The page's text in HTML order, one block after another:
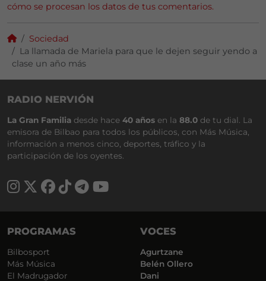
cómo se procesan los datos de tus comentarios.
Sociedad
La llamada de Mariela para que le dejen seguir yendo a
clase un año más
RADIO NERVIÓN
La Gran Familia desde hace 40 años en la 88.0 de tu dial. La
emisora de Bilbao para todos los públicos, con Más Música,
información a menos cinco, deportes, tráfico y la
participación de los oyentes.
PROGRAMAS
Bilbosport
Más Música
El Madrugador
VOCES
Agurtzane
Belén Ollero
Dani